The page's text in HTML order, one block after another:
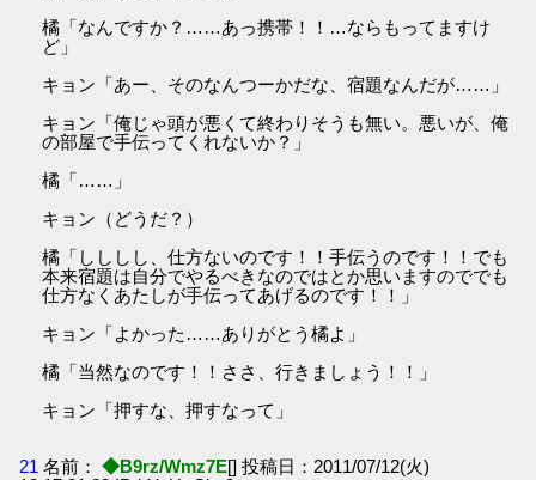
橘「なんですか？……あっ携帯！！…ならもってますけ
ど」
キョン「あー、そのなんつーかだな、宿題なんだが……」
キョン「俺じゃ頭が悪くて終わりそうも無い。悪いが、俺
の部屋で手伝ってくれないか？」
橘「……」
キョン（どうだ？）
橘「しししし、仕方ないのです！！手伝うのです！！でも
本来宿題は自分でやるべきなのではとか思いますのででも
仕方なくあたしが手伝ってあげるのです！！」
キョン「よかった……ありがとう橘よ」
橘「当然なのです！！ささ、行きましょう！！」
キョン「押すな、押すなって」
21 名前： ◆B9rz/Wmz7E[] 投稿日：2011/07/12(火)